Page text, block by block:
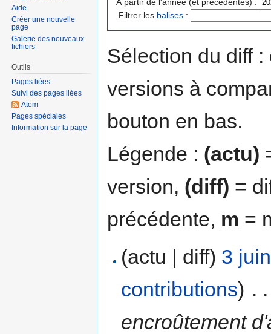
Filtrer les balises :
Sélection du diff
versions à
bouton en bas.
Légende : (actu)
version, (diff) =
précédente, m =
(actu | diff) 3
contributions) . .
encroûtement
Aide
Créer une nouvelle
page
Galerie des nouveaux
fichiers
Outils
Pages liées
Suivi des pages liées
Atom
Pages spéciales
Information sur la page